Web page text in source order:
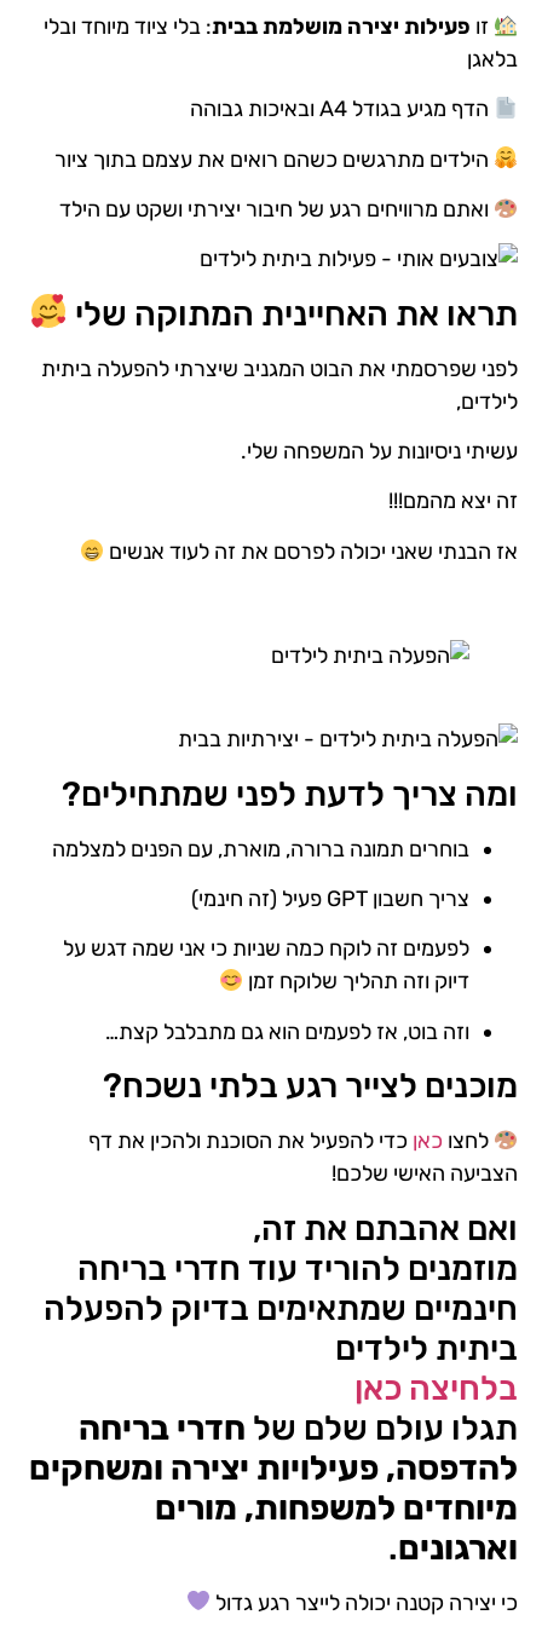
זו פעילות יצירה מושלמת בבית: בלי ציוד מיוחד ובלי
בלאגן
הדף מגיע בגודל A4 ובאיכות גבוהה
הילדים מתרגשים כשהם רואים את עצמם בתוך ציור
ואתם מרוויחים רגע של חיבור יצירתי ושקט עם הילד
תראו את האחיינית המתוקה שלי
לפני שפרסמתי את הבוט המגניב שיצרתי להפעלה ביתית
לילדים,
עשיתי ניסיונות על המשפחה שלי.
זה יצא מהמם!!!
אז הבנתי שאני יכולה לפרסם את זה לעוד אנשים
ומה צריך לדעת לפני שמתחילים?
בוחרים תמונה ברורה, מוארת, עם הפנים למצלמה
צריך חשבון GPT פעיל (זה חינמי)
לפעמים זה לוקח כמה שניות כי אני שמה דגש על
דיוק וזה תהליך שלוקח זמן
וזה בוט, אז לפעמים הוא גם מתבלבל קצת…
מוכנים לצייר רגע בלתי נשכח?
לחצו כאן כדי להפעיל את הסוכנת ולהכין את דף
הצביעה האישי שלכם!
ואם אהבתם את זה,
מוזמנים להוריד עוד חדרי בריחה
חינמיים שמתאימים בדיוק להפעלה
ביתית לילדים
בלחיצה כאן
תגלו עולם שלם של חדרי בריחה
להדפסה, פעילויות יצירה ומשחקים
מיוחדים למשפחות, מורים
וארגונים.
כי יצירה קטנה יכולה לייצר רגע גדול